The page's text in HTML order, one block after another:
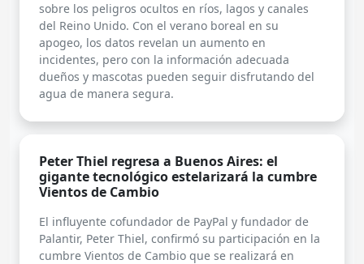
sobre los peligros ocultos en ríos, lagos y canales
del Reino Unido. Con el verano boreal en su
apogeo, los datos revelan un aumento en
incidentes, pero con la información adecuada
dueños y mascotas pueden seguir disfrutando del
agua de manera segura.
Peter Thiel regresa a Buenos Aires: el
gigante tecnológico estelarizará la cumbre
Vientos de Cambio
El influyente cofundador de PayPal y fundador de
Palantir, Peter Thiel, confirmó su participación en la
cumbre Vientos de Cambio que se realizará en